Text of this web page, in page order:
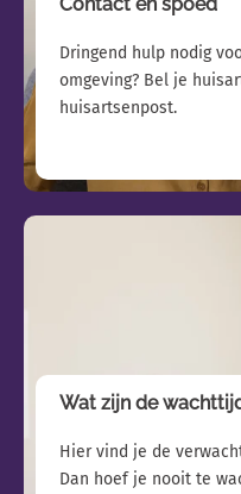
Dringend hulp nodig
omgeving? Bel je
huisartsenpost.
Wat zijn de
Hier vind je de
Dan hoef je nooit te